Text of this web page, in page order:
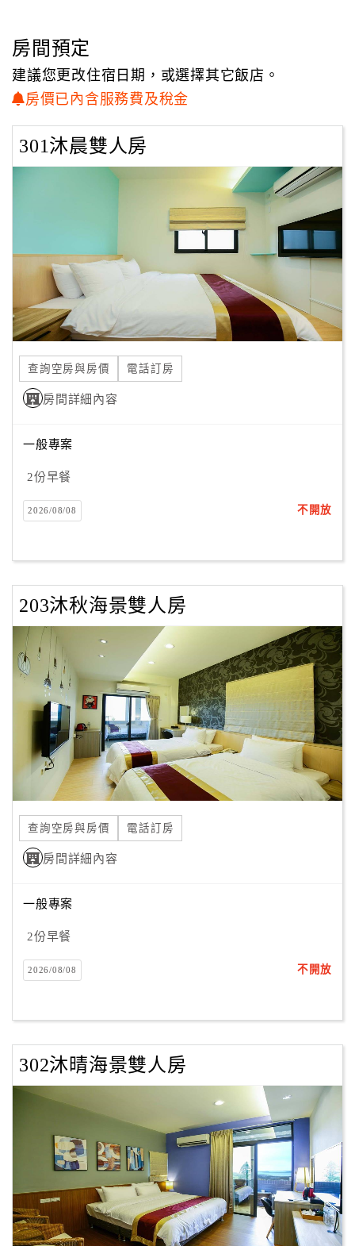
地
圖
顧
務
訂
單
管
理
員
戶
客
服
聯
單
Line
客
服
紅
利
查
訂
房
Q&A
卡
收
據
房間預定
建議您更改住宿日期，或選擇其它飯店。
房價已內含服務費及稅金
301沐晨雙人房
查詢空房與房價 電話訂房
房間詳細內容
一般專案
2份早餐
2026/08/08 不開放
203沐秋海景雙人房
查詢空房與房價 電話訂房
房間詳細內容
一般專案
2份早餐
2026/08/08 不開放
302沐晴海景雙人房